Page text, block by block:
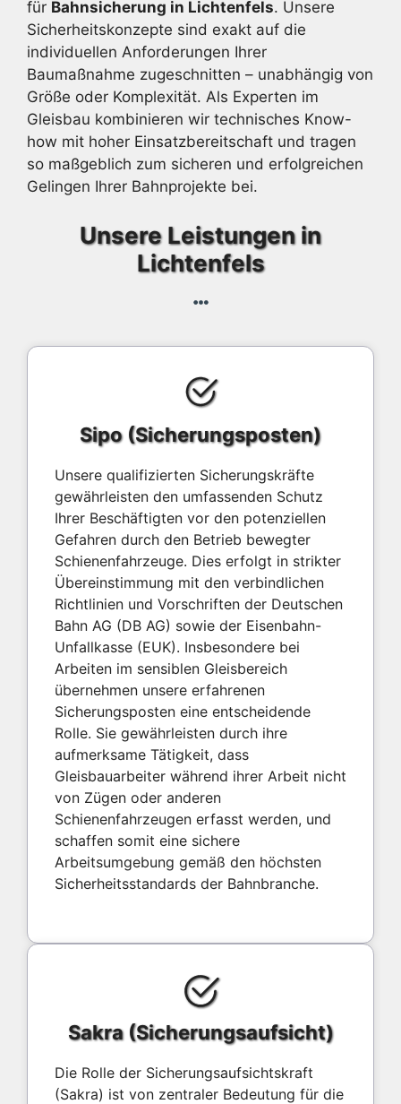
für Bahnsicherung in Lichtenfels. Unsere
Sicherheitskonzepte sind exakt auf die
individuellen Anforderungen Ihrer
Baumaßnahme zugeschnitten – unabhängig von
Größe oder Komplexität. Als Experten im
Gleisbau kombinieren wir technisches Know-
how mit hoher Einsatzbereitschaft und tragen
so maßgeblich zum sicheren und erfolgreichen
Gelingen Ihrer Bahnprojekte bei.
Unsere Leistungen in
Lichtenfels
Sipo (Sicherungsposten)
Unsere qualifizierten Sicherungskräfte
gewährleisten den umfassenden Schutz
Ihrer Beschäftigten vor den potenziellen
Gefahren durch den Betrieb bewegter
Schienenfahrzeuge. Dies erfolgt in strikter
Übereinstimmung mit den verbindlichen
Richtlinien und Vorschriften der Deutschen
Bahn AG (DB AG) sowie der Eisenbahn-
Unfallkasse (EUK). Insbesondere bei
Arbeiten im sensiblen Gleisbereich
übernehmen unsere erfahrenen
Sicherungsposten eine entscheidende
Rolle. Sie gewährleisten durch ihre
aufmerksame Tätigkeit, dass
Gleisbauarbeiter während ihrer Arbeit nicht
von Zügen oder anderen
Schienenfahrzeugen erfasst werden, und
schaffen somit eine sichere
Arbeitsumgebung gemäß den höchsten
Sicherheitsstandards der Bahnbranche.
Sakra (Sicherungsaufsicht)
Die Rolle der Sicherungsaufsichtskraft
(Sakra) ist von zentraler Bedeutung für die